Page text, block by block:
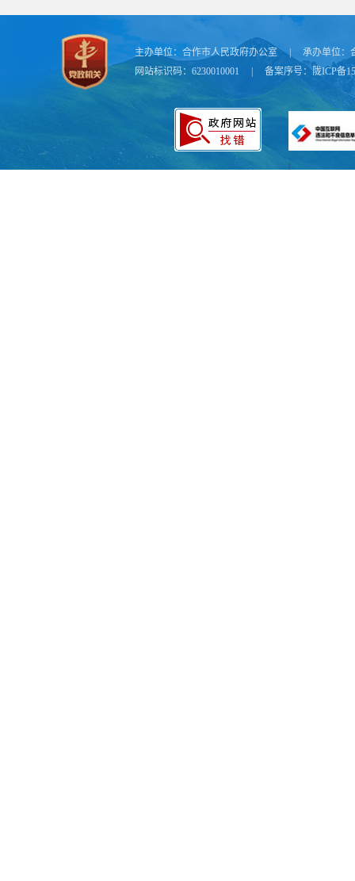
民开展灭火
科学避险，严
守护合
位、乡镇、
风，争做安
让我们
主办单位： 合作市人民政府办公室 承办单位：
网站标识码：6230010001
备案序号：陇ICP备